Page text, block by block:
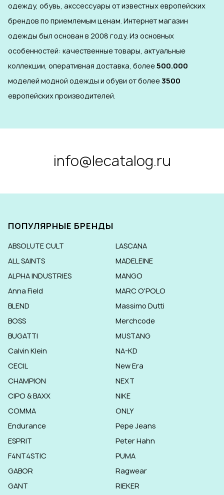
одежду, обувь, акссессуары от известных европейских
брендов по приемлемым ценам. Интернет магазин
одежды был основан в 2008 году. Из основных
особенностей: качественные товары, актуальные
коллекции, оперативная доставка, более500.000
моделей модной одежды и обуви от более3500
европейских производителей.
info@lecatalog.ru
ПОПУЛЯРНЫЕ БРЕНДЫ
ABSOLUTE CULT
ALL SAINTS
ALPHA INDUSTRIES
Anna Field
BLEND
BOSS
BUGATTI
Calvin Klein
CECIL
CHAMPION
CIPO & BAXX
COMMA
Endurance
ESPRIT
F4NT4STIC
GABOR
GANT
LASCANA
MADELEINE
MANGO
MARC O'POLO
Massimo Dutti
Merchcode
MUSTANG
NA-KD
New Era
NEXT
NIKE
ONLY
Pepe Jeans
Peter Hahn
PUMA
Ragwear
RIEKER